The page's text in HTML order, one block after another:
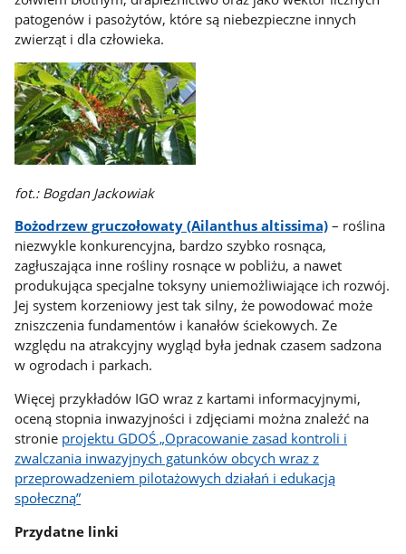
patogenów i pasożytów, które są niebezpieczne innych
zwierząt i dla człowieka.
fot.: Bogdan Jackowiak
Bożodrzew gruczołowaty (Ailanthus altissima) – roślina
niezwykle konkurencyjna, bardzo szybko rosnąca,
zagłuszająca inne rośliny rosnące w pobliżu, a nawet
produkująca specjalne toksyny uniemożliwiające ich rozwój.
Jej system korzeniowy jest tak silny, że powodować może
zniszczenia fundamentów i kanałów ściekowych. Ze
względu na atrakcyjny wygląd była jednak czasem sadzona
w ogrodach i parkach.
Więcej przykładów IGO wraz z kartami informacyjnymi,
oceną stopnia inwazyjności i zdjęciami można znaleźć na
stronie projektu GDOŚ „Opracowanie zasad kontroli i
zwalczania inwazyjnych gatunków obcych wraz z
przeprowadzeniem pilotażowych działań i edukacją
społeczną”
Przydatne linki